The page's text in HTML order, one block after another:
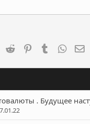
Twitter Reddit PinterestTumblr
. Будущее